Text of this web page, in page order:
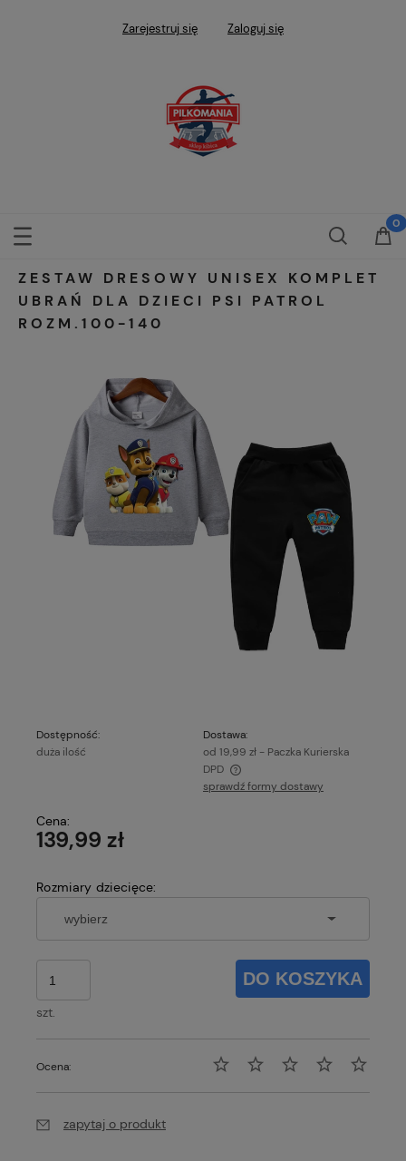
Zarejestruj się Zaloguj się
ZESTAW DRESOWY UNISEX KOMPLET
UBRAŃ DLA DZIECI PSI PATROL
ROZM.100-140
Dostępność:
duża ilość
Dostawa:
od 19,99 zł - Paczka Kurierska
DPD
Cena nie zawiera ewentualnych kosztów płatności
sprawdź formy dostawy
Cena:
139,99 zł
Rozmiary dziecięce:
szt.
DO KOSZYKA
Ocena:
zapytaj o produkt